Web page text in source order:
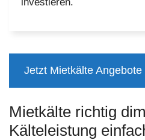
Jetzt Mietkälte
Mietkälte richtig
Kälteleistung